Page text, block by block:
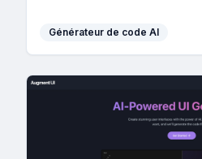
Générateur de code AI